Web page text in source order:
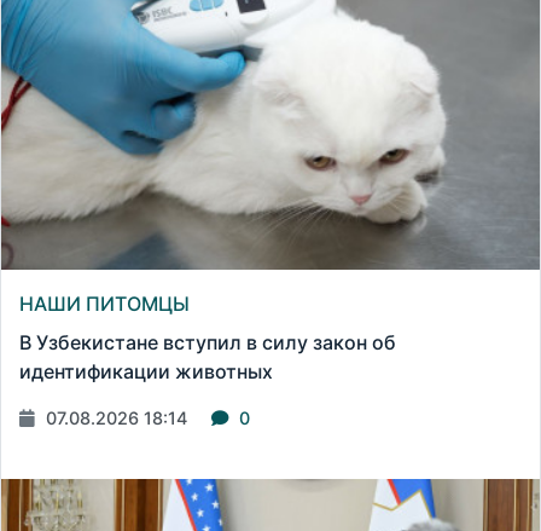
НАШИ ПИТОМЦЫ
В Узбекистане вступил в силу закон об
идентификации животных
07.08.2026 18:14 0